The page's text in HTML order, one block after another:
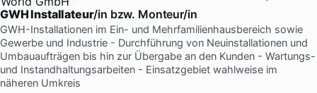
GWH Installateur/in bzw. Monteur/in
GWH-Installationen im Ein- und Mehrfamilienhausbereich sowie
Gewerbe und Industrie - Durchführung von Neuinstallationen und
Umbauaufträgen bis hin zur Übergabe an den Kunden - Wartungs-
und Instandhaltungsarbeiten - Einsatzgebiet wahlweise im
näheren Umkreis